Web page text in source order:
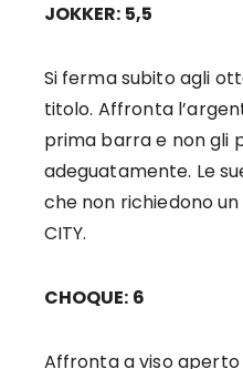
JOKKER: 5,5
Si ferma subito agli
titolo. Affronta
prima barra e non
adeguatamente. Le
che non richiedono un
CITY.
CHOQUE: 6
Affronta a viso aperto